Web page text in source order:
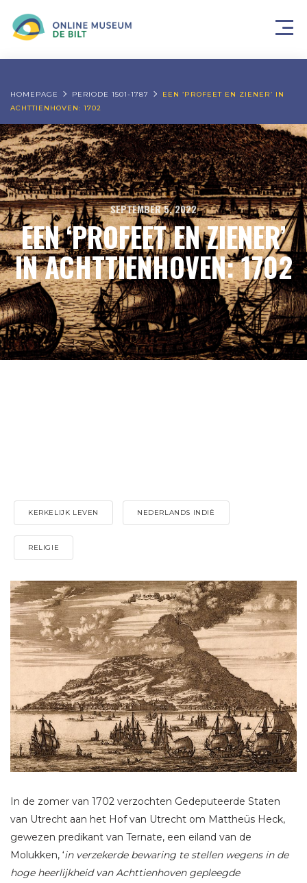
HOMEPAGE PERIODE 1501-1787
EEN ‘PROFEET EN ZIENER’ IN
ACHTTIENHOVEN: 1702
SEPTEMBER 5, 2022
EEN ‘PROFEET EN ZIENER’
IN ACHTTIENHOVEN: 1702
KERKELIJK LEVEN NEDERLANDS INDIË
RELIGIE
In de zomer van 1702 verzochten Gedeputeerde Staten
van Utrecht aan het Hof van Utrecht om Mattheüs Heck,
gewezen predikant van Ternate, een eiland van de
Molukken, ‘in verzekerde bewaring te stellen wegens in de
hoge heerlijkheid van Achttienhoven gepleegde